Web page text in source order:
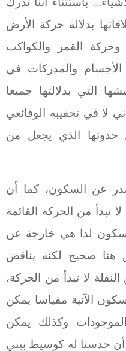
بدلالة حركة الأرض
القمر والكواكب
والمدركات في
التي بدلالتها جميعا
لا في تحقيبه الوقائعي
حدوثها الذي يجعل من
عن السكون، كما أن
لا تبدأ من الحركة القائمة
لذا هي خارجة عن
هنا صحيح لكنه يناقض
لا تبدأ من الحركة،
الآنية مقياسا يمكن
وكذلك يمكن
أن حدسنا له كوسيط بيني